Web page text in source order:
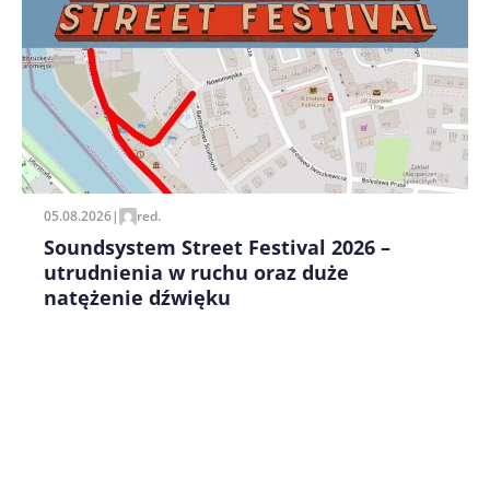
Zapamiętaj moje dane w tej przeglądarce podczas
pisania kolejnych komentarzy.
05.08.2026| red.
Soundsystem Street Festival 2026 –
utrudnienia w ruchu oraz duże
natężenie dźwięku